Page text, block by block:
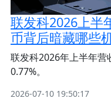
联发科2026上半
币背后暗藏哪些
联发科2026年上半年营
0.77%。
2026-07-10 19:50:17